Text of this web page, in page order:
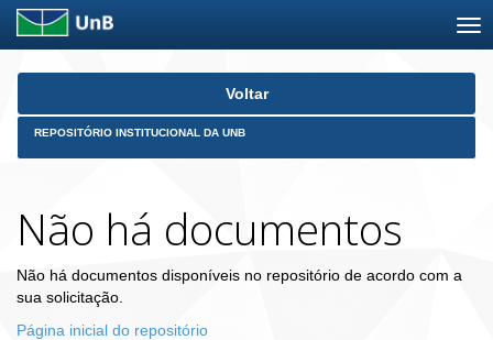
Skip
Voltar
REPOSITÓRIO INSTITUCIONAL DA UNB
Não há documentos
Não há documentos disponíveis no repositório de acordo com a
sua solicitação.
Página inicial do repositório